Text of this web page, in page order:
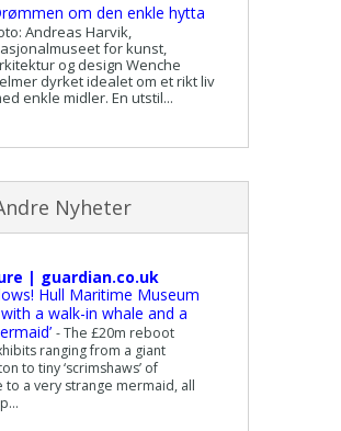
om den enkle hytta
Andreas Harvik,
for kunst,
og design Wenche
dyrket idealet om et rikt liv
enkle midler. En utstil...
Nyheter
| guardian.co.uk
Hull Maritime Museum
a walk-in whale and a
-The £20m reboot
ranging from a giant
to tiny ‘scrimshaws’ of
to a very strange mermaid, all